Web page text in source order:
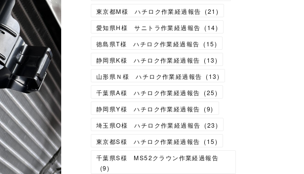
東京都M様 ハチロク作業経過報告 (21 )
愛知県H様 サニトラ作業経過報告 (14)
徳島県T様 ハチロク作業経過報告 (15)
静岡県K様 ハチロク作業経過報告 (13)
山形県Ｎ様 ハチロク作業経過報告 (13)
千葉県A様 ハチロク作業経過報告 (25)
静岡県Y様 ハチロク作業経過報告 (9)
埼玉県O様 ハチロク作業経過報告 (23)
東京都S様 ハチロク作業経過報告 (15)
千葉県S様 MS52クラウン作業経過報告
(9)